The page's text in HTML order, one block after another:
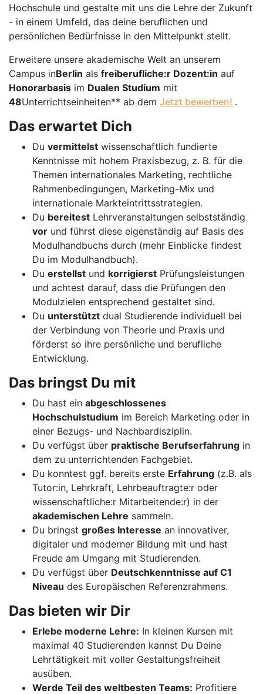
Hochschule und gestalte mit uns die Lehre der Zukunft
- in einem Umfeld, das deine beruflichen und
persönlichen Bedürfnisse in den Mittelpunkt stellt.
Erweitere unsere akademische Welt an unserem
Campus inBerlin als freiberufliche:r Dozent:in auf
Honorarbasis im Dualen Studium mit
48Unterrichtseinheiten** ab dem Jetzt bewerben! .
Das erwartet Dich
Du vermittelst wissenschaftlich fundierte
Kenntnisse mit hohem Praxisbezug, z. B. für die
Themen internationales Marketing, rechtliche
Rahmenbedingungen, Marketing-Mix und
internationale Markteintrittsstrategien.
Du bereitest Lehrveranstaltungen selbstständig
vor und führst diese eigenständig auf Basis des
Modulhandbuchs durch (mehr Einblicke findest
Du im Modulhandbuch).
Du erstellst und korrigierst Prüfungsleistungen
und achtest darauf, dass die Prüfungen den
Modulzielen entsprechend gestaltet sind.
Du unterstützt dual Studierende individuell bei
der Verbindung von Theorie und Praxis und
förderst so ihre persönliche und berufliche
Entwicklung.
Das bringst Du mit
Du hast ein abgeschlossenes
Hochschulstudium im Bereich Marketing oder in
einer Bezugs- und Nachbardisziplin.
Du verfügst über praktische Berufserfahrung in
dem zu unterrichtenden Fachgebiet.
Du konntest ggf. bereits erste Erfahrung (z.B. als
Tutor:in, Lehrkraft, Lehrbeauftragte:r oder
wissenschaftliche:r Mitarbeitende:r) in der
akademischen Lehre sammeln.
Du bringst großes Interesse an innovativer,
digitaler und moderner Bildung mit und hast
Freude am Umgang mit Studierenden.
Du verfügst über Deutschkenntnisse auf C1
Niveau des Europäischen Referenzrahmens.
Das bieten wir Dir
Erlebe moderne Lehre: In kleinen Kursen mit
maximal 40 Studierenden kannst Du Deine
Lehrtätigkeit mit voller Gestaltungsfreiheit
ausüben.
Werde Teil des weltbesten Teams: Profitiere